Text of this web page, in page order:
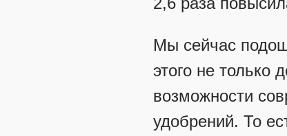
Мы сейчас
этого не только
возможности
удобрений. То